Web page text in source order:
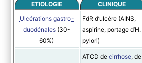
ETIOLOGIE CLINIQUE
Ulcérations gastro-
duodénales(30-
60%)
FdR d’ulcère (AINS,
aspirine, portage d’H.
pylori)
ATCD decirrhose, de